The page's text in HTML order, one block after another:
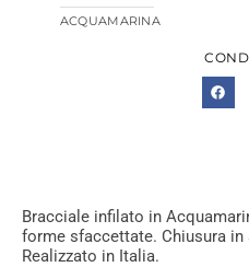
ACQUAMARINA
Bracciale infilato in
forme sfaccettate. Chiusura
Realizzato in Italia.